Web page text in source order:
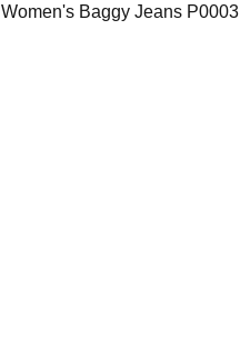
Women's Baggy Jeans P0003